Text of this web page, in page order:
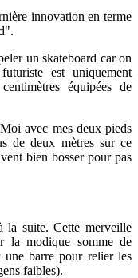
innovation en terme
un skateboard car on
est uniquement
équipées de
avec mes deux pieds
de deux mètres sur ce
bien bosser pour pas
la suite. Cette merveille
la modique somme de
barre pour relier les
faibles).